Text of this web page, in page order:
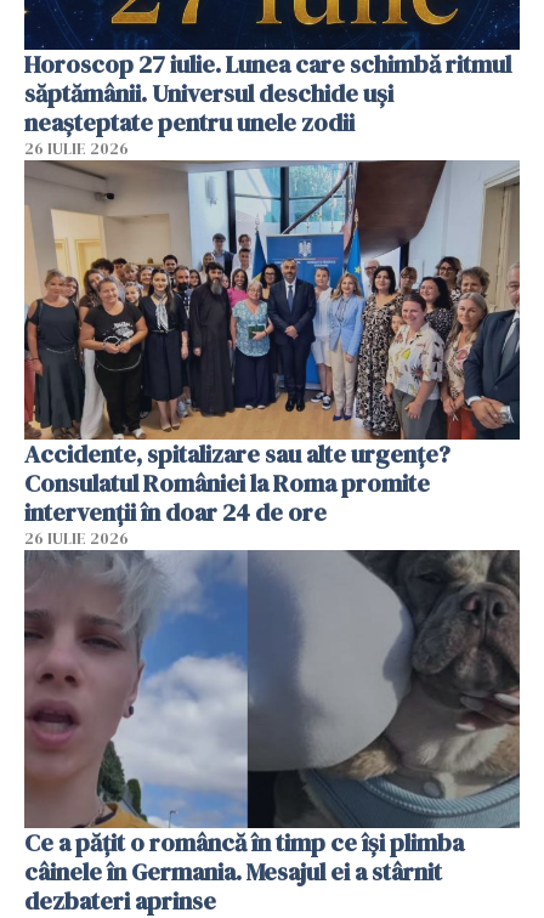
Horoscop 27 iulie. Lunea care schimbă ritmul
săptămânii. Universul deschide uși
neașteptate pentru unele zodii
26 IULIE 2026
Accidente, spitalizare sau alte urgențe?
Consulatul României la Roma promite
intervenții în doar 24 de ore
26 IULIE 2026
Ce a pățit o româncă în timp ce își plimba
câinele în Germania. Mesajul ei a stârnit
dezbateri aprinse